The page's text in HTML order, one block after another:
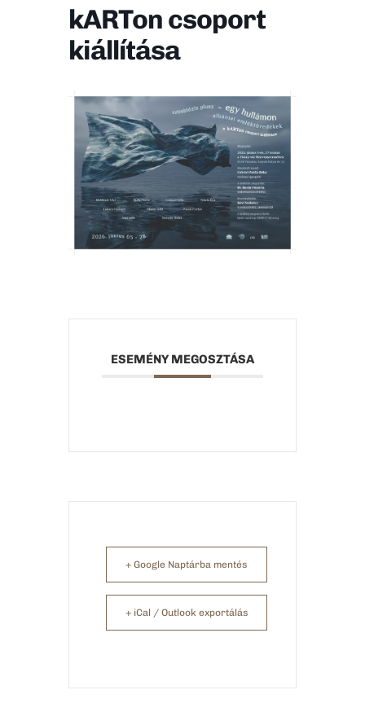
kARTon csoport
kiállítása
ESEMÉNY MEGOSZTÁSA
+ Google Naptárba mentés
+ iCal / Outlook exportálás